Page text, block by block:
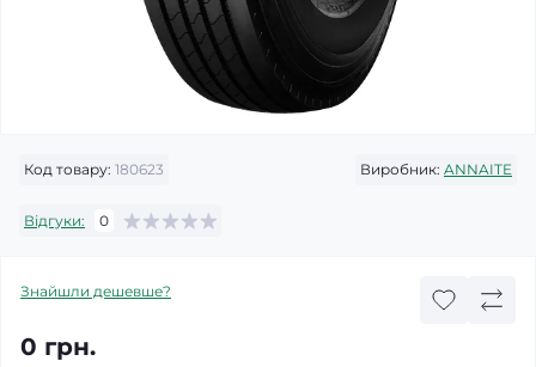
Код товару: 180623 Виробник: ANNAITE
Відгуки: 0
Знайшли дешевше?
0 грн.